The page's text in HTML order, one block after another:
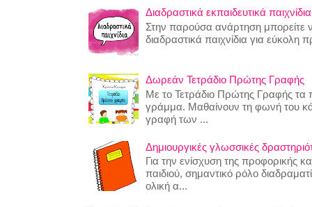
Διαδραστικά εκπαιδευτικά παιχνίδια
Στην παρούσα ανάρτηση μπορείτε
διαδραστικά παιχνίδια για εύκολη
Δωρεάν Τετράδιο Πρώτης Γραφής
Με το Τετράδιο Πρώτης Γραφής τα
γράμμα. Μαθαίνουν τη φωνή του
γραφή των ...
Δημιουργικές γλωσσικές
Για την ενίσχυση της προφορικής
παιδιού, σημαντικό ρόλο
ολική α...